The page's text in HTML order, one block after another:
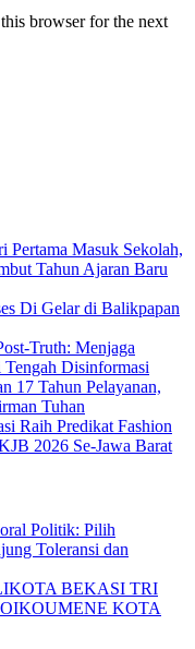
browser for the next
Masuk Sekolah,
Tahun Ajaran Baru
Di Gelar di Balikpapan
Truth: Menjaga
Tengah Disinformasi
17 Tahun Pelayanan,
Tuhan
Raih Predikat Fashion
2026 Se-Jawa Barat
Politik: Pilih
Toleransi dan
BEKASI TRI
KOTA